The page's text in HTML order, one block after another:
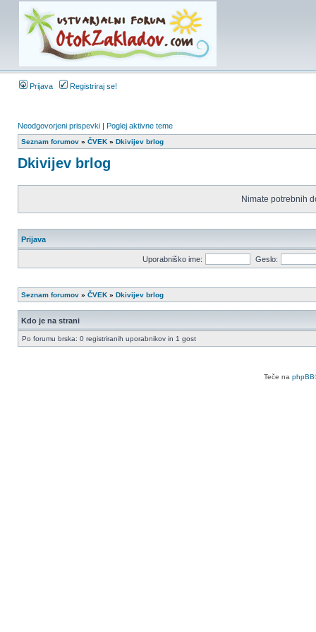
Prijava Registriraj se!
Neodgovorjeni prispevki | Poglej aktivne teme
Seznam forumov » ČVEK » Dkivijev brlog
Dkivijev brlog
Nimate potrebnih
Prijava
Uporabniško ime: Geslo:
Seznam forumov » ČVEK » Dkivijev brlog
Kdo je na strani
Po forumu brska: 0 registriranih uporabnikov in 1 gost
Teče na phpBB